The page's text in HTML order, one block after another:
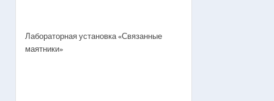
Лабораторная установка «Связанные
маятники»